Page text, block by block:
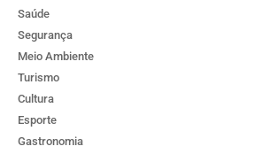
Saúde
Segurança
Meio Ambiente
Turismo
Cultura
Esporte
Gastronomia